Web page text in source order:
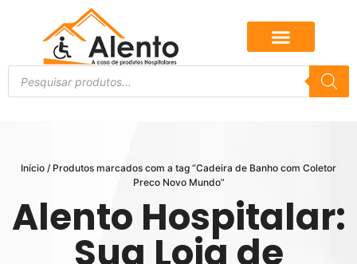
Início / Produtos marcados com a tag “Cadeira de Banho com Coletor
Preco Novo Mundo”
Alento Hospitalar:
Sua Loja de